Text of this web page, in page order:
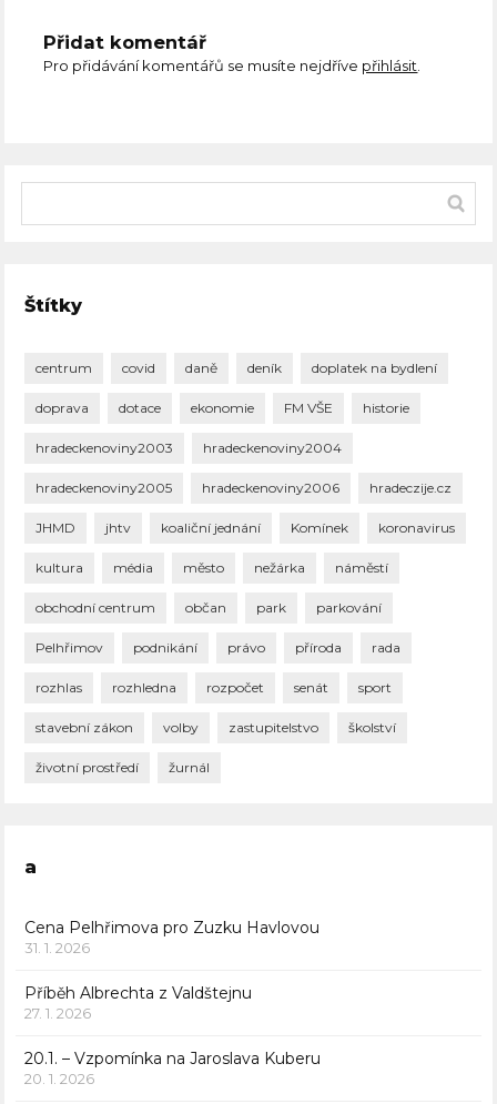
Přidat komentář
Pro přidávání komentářů se musíte nejdříve přihlásit.
Štítky
centrum covid daně deník doplatek na bydlení
doprava dotace ekonomie FM VŠE historie
hradeckenoviny2003 hradeckenoviny2004
hradeckenoviny2005 hradeckenoviny2006 hradeczije.cz
JHMD jhtv koaliční jednání Komínek koronavirus
kultura média město nežárka náměstí
obchodní centrum občan park parkování
Pelhřimov podnikání právo příroda rada
rozhlas rozhledna rozpočet senát sport
stavební zákon volby zastupitelstvo školství
životní prostředí žurnál
a
Cena Pelhřimova pro Zuzku Havlovou
31. 1. 2026
Příběh Albrechta z Valdštejnu
27. 1. 2026
20.1. – Vzpomínka na Jaroslava Kuberu
20. 1. 2026